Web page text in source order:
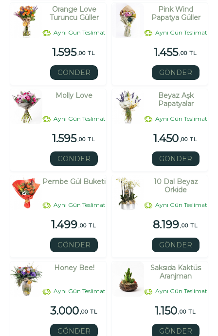
Orange Love
Turuncu Güller
Aynı Gün Teslimat
1.595,00 TL
GÖNDER
Pink Wind
Papatya Güller
Aynı Gün Teslimat
1.455,00 TL
GÖNDER
Molly Love
Aynı Gün Teslimat
1.595,00 TL
GÖNDER
Beyaz Aşk
Papatyalar
Aynı Gün Teslimat
1.450,00 TL
GÖNDER
Pembe Gül Buketi
Aynı Gün Teslimat
1.499,00 TL
GÖNDER
10 Dal Beyaz
Orkide
Aynı Gün Teslimat
8.199,00 TL
GÖNDER
Honey Bee!
Aynı Gün Teslimat
3.000,00 TL
GÖNDER
Saksıda Kaktüs
Aranjman
Aynı Gün Teslimat
1.150,00 TL
GÖNDER